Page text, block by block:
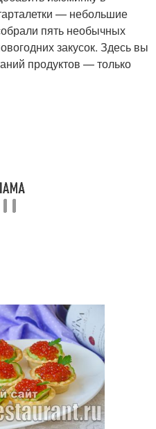
Сыр для тарталеток
— небольшие
пять необычных
закусок. Здесь вы
продуктов — только